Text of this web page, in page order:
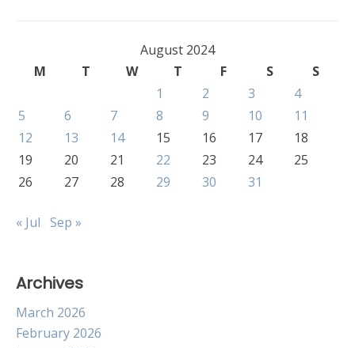
August 2024
M
T W T F S
S
1
2 3
4
5
6 7 8 9 10
11
12
13 14 15 16 17
18
19
20 21 22 23 24
25
26
27 28 29 30 31
« Jul Sep »
Archives
March 2026
February 2026